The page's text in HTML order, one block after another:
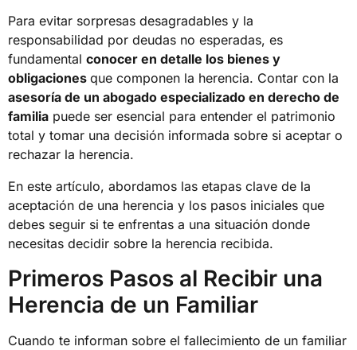
Para evitar sorpresas desagradables y la
responsabilidad por deudas no esperadas, es
fundamental conocer en detalle los bienes y
obligaciones que componen la herencia. Contar con la
asesoría de un abogado especializado en derecho de
familia puede ser esencial para entender el patrimonio
total y tomar una decisión informada sobre si aceptar o
rechazar la herencia.
En este artículo, abordamos las etapas clave de la
aceptación de una herencia y los pasos iniciales que
debes seguir si te enfrentas a una situación donde
necesitas decidir sobre la herencia recibida.
Primeros Pasos al Recibir una
Herencia de un Familiar
Cuando te informan sobre el fallecimiento de un familiar